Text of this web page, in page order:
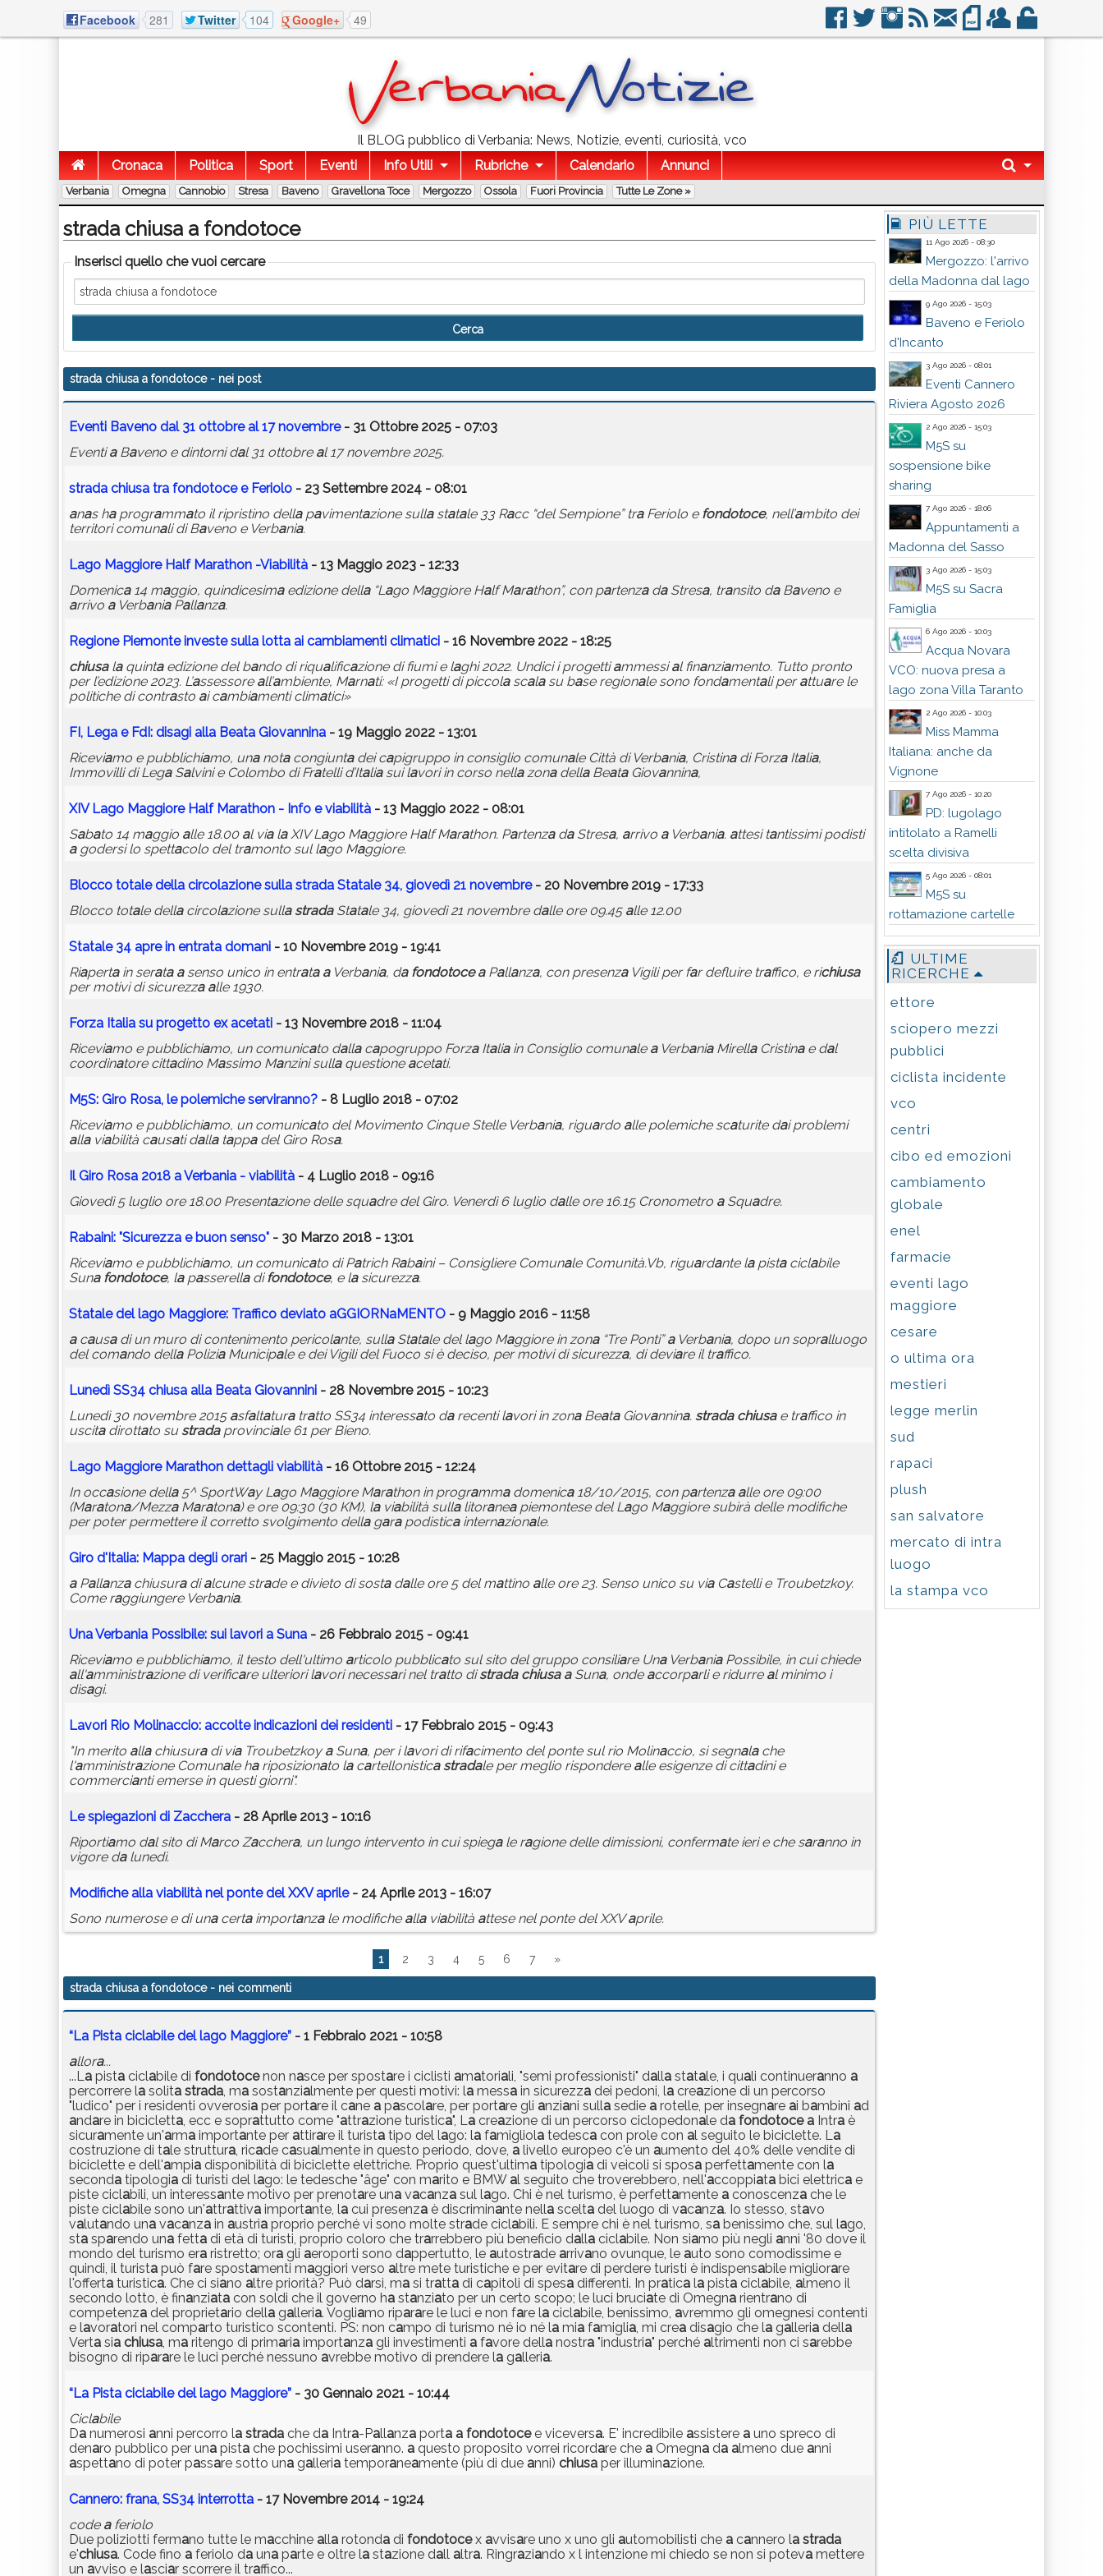
Facebook 281 Twitter 104 Google+ 49
Il BLOG pubblico di Verbania: News, Notizie, eventi, curiosità, vco
Cronaca
Politica Sport Eventi Info Utili Rubriche Calendario Annunci
Verbania Omegna Cannobio Stresa Baveno Gravellona Toce Mergozzo Ossola Fuori Provincia Tutte Le Zone »
strada chiusa a fondotoce
Inserisci quello che vuoi cercare
strada chiusa a fondotoce- nei post
Eventi Baveno dal 31 ottobre al 17 novembre- 31 Ottobre 2025 - 07:03
EventiaBaveno e dintorni dal 31 ottobre al 17 novembre 2025.
strada chiusa tra fondotocee Feriolo - 23 Settembre 2024 - 08:01
anas haprogrammato il ripristino dellapavimentazione sullastatale 33 Racc “del Sempione” traFeriolo e fondotoce, nell’ambito dei
territori comunali di Baveno e Verbania.
Lago Maggiore Half Marathon -Viabilità - 13 Maggio 2023 - 12:33
Domenica14 maggio, quindicesimaedizione della“Lago Maggiore Half Marathon”, con partenzadaStresa, transito daBaveno e
arrivo aVerbaniaPallanza.
Regione Piemonte investe sulla lotta ai cambiamenti climatici - 16 Novembre 2022 - 18:25
chiusalaquintaedizione del bando di riqualificazione di fiumi e laghi 2022. Undici i progettiammessial finanziamento. Tutto pronto
per l’edizione 2023. L’assessore all’ambiente, Marnati: «I progetti di piccolascalasu base regionale sono fondamentali perattuare le
politiche di contrasto ai cambiamenti climatici»
FI, Lega e FdI: disagi alla Beata Giovannina - 19 Maggio 2022 - 13:01
Riceviamo e pubblichiamo, unanotacongiuntadei capigruppo in consiglio comunale Città di Verbania, Cristinadi ForzaItalia,
Immovilli di LegaSalvini e Colombo di Fratelli d’Italiasui lavori in corso nellazonadellaBeataGiovannina,
XIV Lago Maggiore Half Marathon - Info e viabilità - 13 Maggio 2022 - 08:01
Sabato 14 maggio alle 18.00 al vialaXIV Lago Maggiore Half Marathon. PartenzadaStresa, arrivo aVerbania. attesi tantissimi podisti
agodersi lo spettacolo del tramonto sul lago Maggiore.
Blocco totale della circolazione sulla strada Statale 34, giovedì 21 novembre- 20 Novembre 2019 - 17:33
Blocco totale dellacircolazione sulla stradaStatale 34, giovedì 21 novembre dalle ore 09.45 alle 12.00
Statale 34 apre in entrata domani - 10 Novembre 2019 - 19:41
Riapertain serata asenso unico in entrata aVerbania, da fondotoce aPallanza, con presenzaVigili per far defluire traffico, e richiusa
per motivi di sicurezza alle 1930.
Forza Italia su progetto ex acetati - 13 Novembre 2018 - 11:04
Riceviamo e pubblichiamo, un comunicato dallacapogruppo ForzaItaliain Consiglio comunale aVerbaniaMirellaCristinae dal
coordinatore cittadino Massimo Manzini sullaquestione acetati.
M5S: Giro Rosa, le polemiche serviranno? - 8 Luglio 2018 - 07:02
Riceviamo e pubblichiamo, un comunicato del Movimento Cinque Stelle Verbania, riguardo alle polemiche scaturite dai problemi
allaviabilità causati dallatappadel Giro Rosa.
Il Giro Rosa 2018 aVerbani​a - viabilità - 4 Luglio 2018 - 09:16
Giovedì 5 luglio ore 18.00 Presentazione delle squadre del Giro. Venerdì 6 luglio dalle ore 16.15 Cronometro aSquadre.
Rabaini: "Sicurezza e buon senso" - 30 Marzo 2018 - 13:01
Riceviamo e pubblichiamo, un comunicato di Patrich Rabaini – Consigliere Comunale Comunità.Vb, riguardante lapistaciclabile
Suna fondotoce, lapasserelladifondotoce, e lasicurezza.
Statale del lago Maggiore: Traffico deviato aGGIORNaMENTO - 9 Maggio 2016 - 11:58
acausadi un muro di contenimento pericolante, sullaStatale del lago Maggiore in zona“Tre Ponti”aVerbania, dopo un sopralluogo
del comando dellaPoliziaMunicipale e dei Vigili del Fuoco si è deciso, per motivi di sicurezza, di deviare il traffico.
Lunedì SS34 chiusa alla Beata Giovannini - 28 Novembre 2015 - 10:23
Lunedì 30 novembre 2015 asfaltaturatratto SS34 interessato darecenti lavori in zonaBeataGiovannina. strada chiusae traffico in
uscitadirottato su stradaprovinciale 61 per Bieno.
Lago Maggiore Marathon dettagli viabilità - 16 Ottobre 2015 - 12:24
In occasione della5^ SportWay Lago Maggiore Marathon in programmadomenica18/10/2015, con partenza alle ore 09:00
(Maratona/MezzaMaratona) e ore 09:30 (30 KM), laviabilità sullalitoraneapiemontese del Lago Maggiore subirà delle modifiche
per poter permettere il corretto svolgimento dellagarapodisticainternazionale.
Giro d'Italia: Mappa degli orari - 25 Maggio 2015 - 10:28
aPallanzachiusuradialcune strade e divieto di sostadalle ore 5 del mattino alle ore 23. Senso unico su viaCastelli e Troubetzkoy.
Come raggiungere Verbania.
UnaVerbania Possibile: sui lavori a Suna - 26 Febbraio 2015 - 09:41
Riceviamo e pubblichiamo, il testo dell'ultimo articolo pubblicato sul sito del gruppo consiliare UnaVerbaniaPossibile, in cui chiede
all'amministrazione di verificare ulteriori lavori necessari nel tratto distrada chiusa aSuna, onde accorparli e ridurre al minimo i
disagi.
Lavori Rio Molinaccio: accolte indicazioni dei residenti - 17 Febbraio 2015 - 09:43
"In merito allachiusuradi viaTroubetzkoyaSuna, per i lavori di rifacimento del ponte sul rio Molinaccio, si segnalache
l'amministrazione Comunale hariposizionato lacartellonistica stradale per meglio rispondere alle esigenze di cittadini e
commercianti emerse in questi giorni".
Le spiegazioni di Zacchera - 28 Aprile 2013 - 10:16
Riportiamo dal sito di Marco Zacchera, un lungo intervento in cui spiegale ragione delle dimissioni, confermate ieri e che saranno in
vigore dalunedì.
Modifichealla viabilità nel ponte del XXVaprile- 24 Aprile 2013 - 16:07
Sono numerose e di unacertaimportanzale modifiche allaviabilità attese nel ponte del XXVaprile.
1 2 3 4 5 6 7 »
strada chiusa a fondotoce- nei commenti
“La Pista ciclabile del lago Maggiore” - 1 Febbraio 2021 - 10:58
allora...
...La pista ciclabile di fondotocenon nasce per spostare i ciclisti amatoriali, "semi professionisti" dalla statale, i quali continueranno a
percorrere la solita strada, ma sostanzialmente per questi motivi: la messa in sicurezza dei pedoni, la creazione di un percorso
"ludico" per i residenti ovverosia per portare il cane a pascolare, per portare gli anziani sulla sedie a rotelle, per insegnare ai bambini ad
andare in bicicletta, ecc e soprattutto come "attrazione turistica", La creazione di un percorso ciclopedonale da fondotoce a Intra è
sicuramente un'arma importante per attirare il turista tipo del lago: la famigliola tedesca con prole con al seguito le biciclette. La
costruzione di tale struttura, ricade casualmente in questo periodo, dove, a livello europeo c'è un aumento del 40% delle vendite di
biciclette e dell'ampia disponibilità di biciclette elettriche. Proprio quest'ultima tipologia di veicoli si sposa perfettamente con la
seconda tipologia di turisti del lago: le tedesche "âge" con marito e BMW al seguito che troverebbero, nell'accoppiata bici elettrica e
piste ciclabili, un interessante motivo per prenotare una vacanza sul lago. Chi è nel turismo, è perfettamente a conoscenza che le
piste ciclabile sono un'attrattiva importante, la cui presenza è discriminante nella scelta del luogo di vacanza. Io stesso, stavo
valutando una vacanza in austria proprio perché vi sono molte strade ciclabili. E sempre chi è nel turismo, sa benissimo che, sul lago,
sta sparendo una fetta di età di turisti, proprio coloro che trarrebbero più beneficio dalla ciclabile. Non siamo più negli anni '80 dove il
mondo del turismo era ristretto; ora gli aeroporti sono dappertutto, le autostrade arrivano ovunque, le auto sono comodissime e
quindi, il turista può fare spostamenti maggiori verso altre mete turistiche e per evitare di perdere turisti è indispensabile migliorare
l'offerta turistica. Che ci siano altre priorità? Può darsi, ma si tratta di capitoli di spesa differenti. In pratica la pista ciclabile, almeno il
secondo lotto, è finanziata con soldi che il governo ha stanziato per un certo scopo; le luci bruciate di Omegna rientrano di
competenza del proprietario della galleria. Vogliamo riparare le luci e non fare la ciclabile, benissimo, avremmo gli omegnesi contenti
e lavoratori nel comparto turistico scontenti. PS: non campo di turismo né io né la mia famiglia, mi crea disagio che la galleria della
Verta sia chiusa, ma ritengo di primaria importanza gli investimenti a favore della nostra "industria" perché altrimenti non ci sarebbe
bisogno di riparare le luci perché nessuno avrebbe motivo di prendere la galleria.
“La Pista ciclabile del lago Maggiore” - 30 Gennaio 2021 - 10:44
Ciclabile
Da numerosi anni percorro la strada che da Intra-Pallanza porta a fondotocee viceversa. E' incredibile assistere a uno spreco di
denaro pubblico per una pista che pochissimi useranno. a questo proposito vorrei ricordare che a Omegna da almeno due anni
aspettano di poter passare sotto una galleria temporaneamente (più di due anni) chiusa per illuminazione.
Cannero: frana, SS34 interrotta - 17 Novembre 2014 - 19:24
code aferiolo
Due poliziotti fermano tutte le macchine alla rotonda di fondotocex avvisare uno x uno gli automobilisti che a cannero la strada
e'chiusa. Code fino a feriolo da una parte e oltre la stazione dall altra. Ringraziando x l intenzione mi chiedo se non si poteva mettere
un avviso e lasciar scorrere il traffico...
PIÙ LETTE
11 Ago 2026 - 08:30
Mergozzo: l'arrivo
della Madonna dal lago
9 Ago 2026 - 15:03
Baveno e Feriolo
d'Incanto
3 Ago 2026 - 08:01
Eventi Cannero
Riviera Agosto 2026
2 Ago 2026 - 15:03
M5S su
sospensione bike
sharing
7 Ago 2026 - 18:06
Appuntamenti a
Madonna del Sasso
3 Ago 2026 - 15:03
M5S su Sacra
Famiglia
6 Ago 2026 - 10:03
Acqua Novara
VCO: nuova presa a
lago zona Villa Taranto
2 Ago 2026 - 10:03
Miss Mamma
Italiana: anche da
Vignone
7 Ago 2026 - 10:20
PD: lugolago
intitolato a Ramelli
scelta divisiva
5 Ago 2026 - 08:01
M5S su
rottamazione cartelle
ULTIME
RICERCHE
ettore
sciopero mezzi
pubblici
ciclista incidente
vco
centri
cibo ed emozioni
cambiamento
globale
enel
farmacie
eventi lago
maggiore
cesare
o ultima ora
mestieri
legge merlin
sud
rapaci
plush
san salvatore
mercato di intra
luogo
la stampa vco